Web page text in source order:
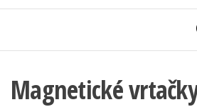
Magnetické